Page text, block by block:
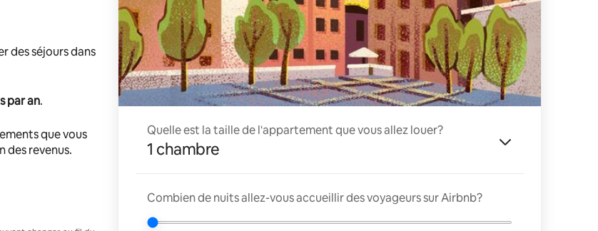
des séjours dans
par an.
que vous
des revenus.
Quelle est la taille de l'appartement que vous allez louer?
1 chambre
Combien de nuits allez-vous accueillir des voyageurs sur Airbnb?